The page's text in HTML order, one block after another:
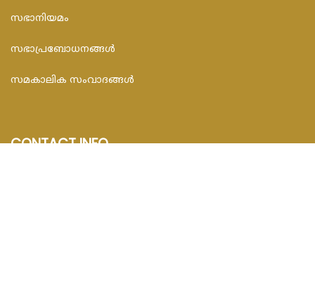
സഭാനിയമം
സഭാപ്രബോധനങ്ങള്‍
സമകാലിക സംവാദങ്ങൾ
CONTACT INFO